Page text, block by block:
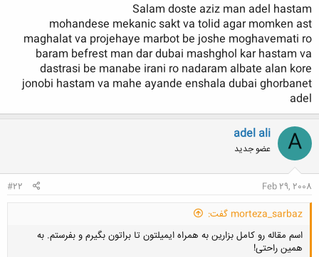
Salam doste aziz man adel hastam
mohandese mekanic sakt va tolid agar momken ast
maghalat va projehaye marbot be joshe moghavemati ro
baram befrest man dar dubai mashghol kar hastam va
dastrasi be manabe irani ro nadaram albate alan kore
jonobi hastam va mahe ayande enshala dubai ghorbanet
adel
A
adel ali
عضو جدید
Feb 29, 2008
#22
morteza_sarbaz گفت:
اسم مقاله رو کامل بزارین به همراه ایمیلتون تا براتون بگیرم و بفرستم. به
همین راحتی!